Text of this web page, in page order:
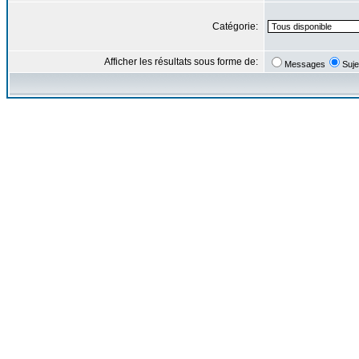
Catégorie:
Afficher les résultats sous forme de: Messages